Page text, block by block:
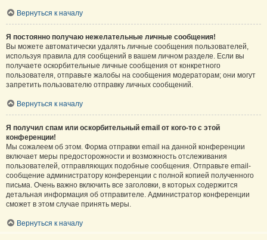
Вернуться к началу
Я постоянно получаю нежелательные личные сообщения!
Вы можете автоматически удалять личные сообщения пользователей,
используя правила для сообщений в вашем личном разделе. Если вы
получаете оскорбительные личные сообщения от конкретного
пользователя, отправьте жалобы на сообщения модераторам; они могут
запретить пользователю отправку личных сообщений.
Вернуться к началу
Я получил спам или оскорбительный email от кого-то с этой
конференции!
Мы сожалеем об этом. Форма отправки email на данной конференции
включает меры предосторожности и возможность отслеживания
пользователей, отправляющих подобные сообщения. Отправьте email-
сообщение администратору конференции с полной копией полученного
письма. Очень важно включить все заголовки, в которых содержится
детальная информация об отправителе. Администратор конференции
сможет в этом случае принять меры.
Вернуться к началу